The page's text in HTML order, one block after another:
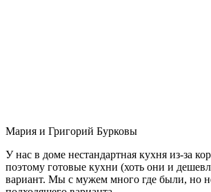
Мария и Григорий Бурковы
У нас в доме нестандартная кухня из-за
поэтому готовые кухни (хоть они и
вариант. Мы с мужем много где были, но